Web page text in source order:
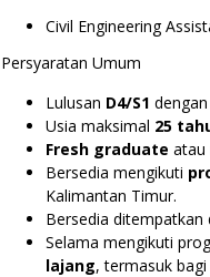
Civil Engineering
Persyaratan Umum
Lulusan D4/S1 dengan
Usia maksimal 25
Fresh graduate atau
Bersedia mengikuti
Kalimantan Timur.
Bersedia ditempatkan
Selama mengikuti
lajang, termasuk